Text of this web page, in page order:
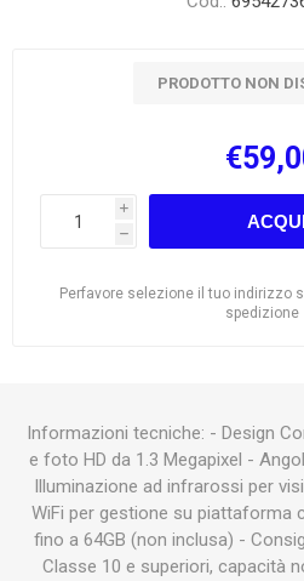
PRODOTTO NON
i
h
Perfavore selezione il tuo indirizzo
spedizione
Informazioni tecniche: - Design
e foto HD da 1.3 Megapixel -
Illuminazione ad infrarossi per
WiFi per gestione su piattaforma
fino a 64GB (non inclusa) -
Classe 10 e superiori, capacità